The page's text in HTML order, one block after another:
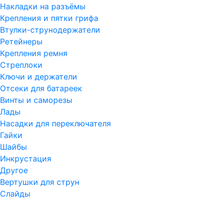
Накладки на разъёмы
Крепления и пятки грифа
Втулки-струнодержатели
Ретейнеры
Крепления ремня
Стреплоки
Ключи и держатели
Отсеки для батареек
Винты и саморезы
Лады
Насадки для переключателя
Гайки
Шайбы
Инкрустация
Другое
Вертушки для струн
Слайды